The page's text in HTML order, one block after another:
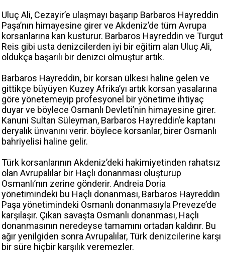
Uluç Ali, Cezayir’e ulaşmayı başarıp Barbaros Hayreddin
Paşa’nın himayesine girer ve Akdeniz’de tüm Avrupa
korsanlarına kan kusturur. Barbaros Hayreddin ve Turgut
Reis gibi usta denizcilerden iyi bir eğitim alan Uluç Ali,
oldukça başarılı bir denizci olmuştur artık.
Barbaros Hayreddin, bir korsan ülkesi haline gelen ve
gittikçe büyüyen Kuzey Afrika’yı artık korsan yasalarına
göre yönetemeyip profesyonel bir yönetime ihtiyaç
duyar ve böylece Osmanlı Devleti’nin himayesine girer.
Kanuni Sultan Süleyman, Barbaros Hayreddin’e kaptanı
deryalık ünvanını verir. böylece korsanlar, birer Osmanlı
bahriyelisi haline gelir.
Türk korsanlarının Akdeniz’deki hakimiyetinden rahatsız
olan Avrupalılar bir Haçlı donanması oluşturup
Osmanlı’nın zerine gönderir. Andreia Doria
yönetimindeki bu Haçlı donanması, Barbaros Hayreddin
Paşa yönetimindeki Osmanlı donanmasıyla Preveze’de
karşılaşır. Çıkan savaşta Osmanlı donanması, Haçlı
donanmasının neredeyse tamamını ortadan kaldırır. Bu
ağır yenilgiden sonra Avrupalılar, Türk denizcilerine karşı
bir süre hiçbir karşılık veremezler.